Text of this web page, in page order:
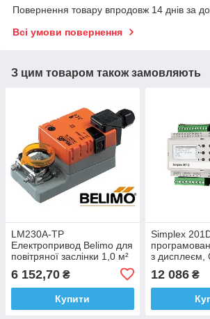
Повернення товару впродовж 14 днів за
Всі умови повернення
З цим товаром також замовляють
LM230A-TP
Електропривод Belimo для
повітряної заслінки 1,0 м²
6 152,70 ₴
Купити
Simplex
з дисплеєм,
12 086₴